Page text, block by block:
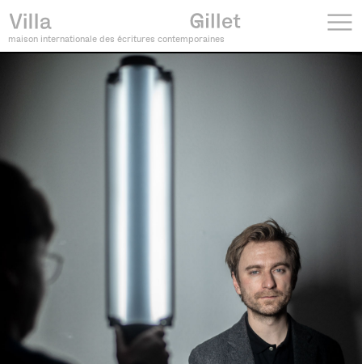
maison internationale des écritures contemporaines